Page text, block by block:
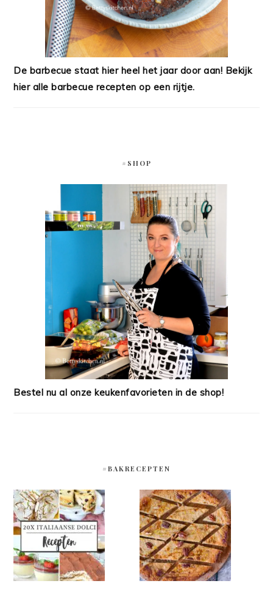
De barbecue staat hier heel het jaar door aan! Bekijk
hier alle barbecue recepten op een rijtje.
#SHOP
Bestel nu al onze keukenfavorieten in de shop!
#BAKRECEPTEN